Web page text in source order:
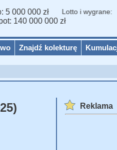
Znajdź kolekturę
5 000 000 zł
140 000 000 zł
Wyniki Lotto i wygrane:
Reklama